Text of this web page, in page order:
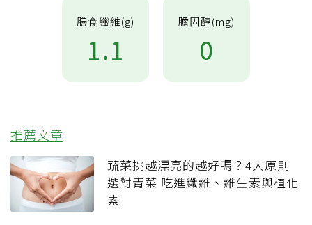
膳食纖維(g)
1.1
膽固醇(mg)
0
推薦文章
蔬菜挑越漂亮的越好嗎？4大原則
選對青菜 吃進纖維、維生素與植化
素